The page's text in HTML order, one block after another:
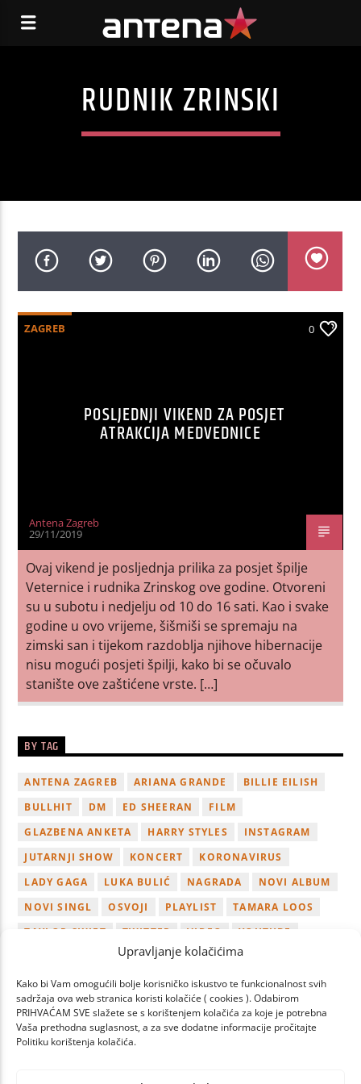
Upravljanje kolačićima
Kako bi Vam omogućili bolje korisničko iskustvo te funkcionalnost svih
sadržaja ova web stranica koristi kolačiće ( cookies ). Odabirom
PRIHVAĆAM SVE slažete se s korištenjem kolačića za koje je potrebna
Vaša prethodna suglasnost, a za sve dodatne informacije pročitajte
Politiku korištenja kolačića.
RUDNIK ZRINSKI
ZAGREB 0
POSLJEDNJI VIKEND ZA POSJET
ATRAKCIJA MEDVEDNICE
Antena Zagreb
29/11/2019
Ovaj vikend je posljednja prilika za posjet špilje
Veternice i rudnika Zrinskog ove godine. Otvoreni
su u subotu i nedjelju od 10 do 16 sati. Kao i svake
godine u ovo vrijeme, šišmiši se spremaju na
zimski san i tijekom razdoblja njihove hibernacije
nisu mogući posjeti špilji, kako bi se očuvalo
stanište ove zaštićene vrste. […]
BY TAG
ANTENA ZAGREB ARIANA GRANDE
BILLIE EILISH
BULLHIT
DM ED SHEERAN
FILM
GLAZBENA ANKETA
HARRY STYLES
INSTAGRAM
JUTARNJI SHOW
KONCERT
KORONAVIRUS
LADY GAGA
LUKA BULIĆ NAGRADA
NOVI ALBUM
NOVI SINGL
OSVOJI PLAYLIST
TAMARA LOOS
TAYLOR SWIFT
TWITTER VIDEO
YOUTUBE